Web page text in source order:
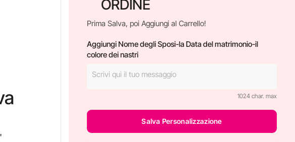
ORDINE
Prima Salva, poi Aggiungi al Carrello!
Aggiungi Nome degli Sposi-la Data del matrimonio-il
colore dei nastri
1024 char. max
Salva Personalizzazione